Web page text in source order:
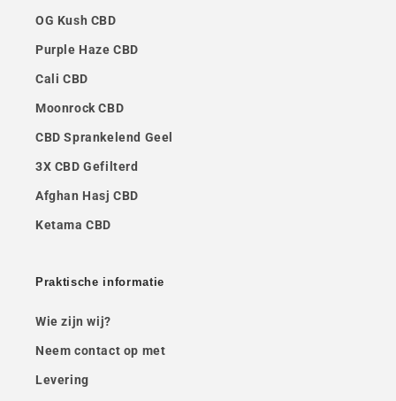
OG Kush CBD
Purple Haze CBD
Cali CBD
Moonrock CBD
CBD Sprankelend Geel
3X CBD Gefilterd
Afghan Hasj CBD
Ketama CBD
Praktische informatie
Wie zijn wij?
Neem contact op met
Levering